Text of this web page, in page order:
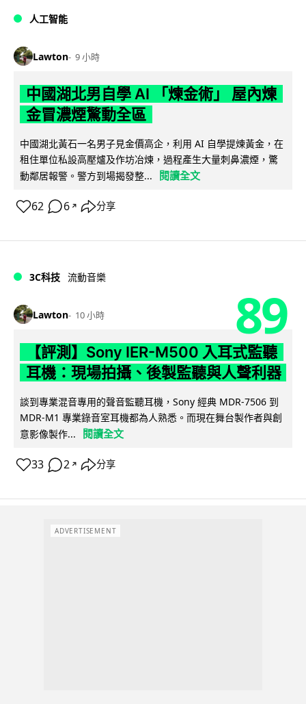
人工智能
Lawton 9 小時
中國湖北男自學 AI 「煉金術」 屋內煉
金冒濃煙驚動全區
中國湖北黃石一名男子見金價高企，利用 AI 自學提煉黃金，在
租住單位私設高壓爐及作坊冶煉，過程產生大量刺鼻濃煙，驚
動鄰居報警。警方到場揭發整...
閱讀全文
62 6 ↗ 分享
3C科技 流動音樂
Lawton 10 小時 89
【評測】Sony IER-M500 入耳式監聽
耳機：現場拍攝、後製監聽與人聲利器
談到專業混音專用的聲音監聽耳機，Sony 經典 MDR-7506 到
MDR-M1 專業錄音室耳機都為人熟悉。而現在舞台製作者與創
意影像製作...
閱讀全文
33 2 ↗ 分享
ADVERTISEMENT